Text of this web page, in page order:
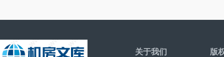
关于我们 版